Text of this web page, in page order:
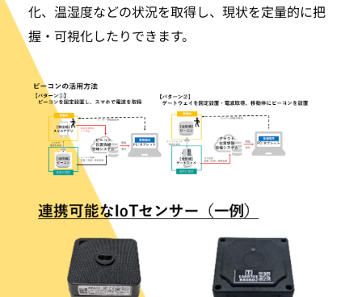
化、温湿度などの状況を取得し、現状を定量的に把
握・可視化したりできます。